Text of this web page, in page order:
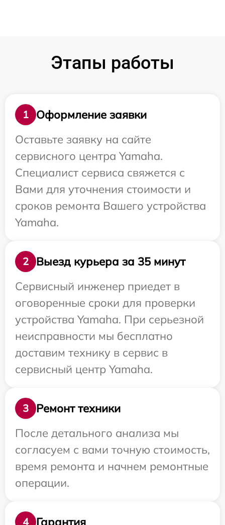
Этапы работы
1
Оформление заявки
Оставьте заявку на сайте
сервисного центра Yamaha.
Специалист сервиса свяжется с
Вами для уточнения стоимости и
сроков ремонта Вашего устройства
Yamaha.
2
Выезд курьера за 35 минут
Сервисный инженер приедет в
оговоренные сроки для проверки
устройства Yamaha. При серьезной
неисправности мы бесплатно
доставим технику в сервис в
сервисный центр Yamaha.
3
Ремонт техники
После детального анализа мы
согласуем с вами точную стоимость,
время ремонта и начнем ремонтные
операции.
4 Гарантия